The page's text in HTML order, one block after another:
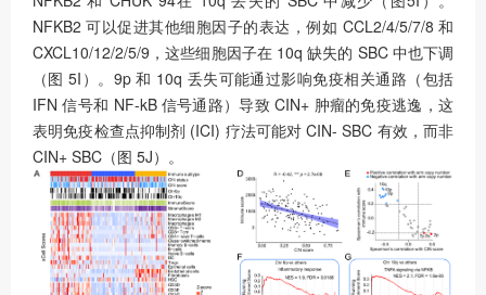
NFKB2 可以促进其他细胞因子的表达，例如 CCL2/4/5/7/8 和
CXCL10/12/2/5/9，这些细胞因子在 10q 缺失的 SBC 中也下调
（图 5I）。9p 和 10q 丢失可能通过影响免疫相关通路（包括
IFN 信号和 NF-kB 信号通路）导致 CIN+ 肿瘤的免疫逃逸，这
表明免疫检查点抑制剂 (ICI) 疗法可能对 CIN- SBC 有效，而非
CIN+ SBC（图 5J）。